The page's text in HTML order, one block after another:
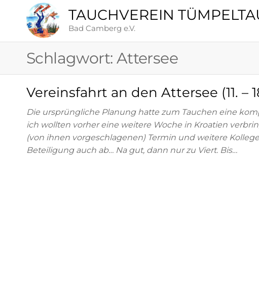
TAUCHVEREIN
Bad Camberg e.V.
Schlagwort: Attersee
Vereinsfahrt an den Attersee (11. –
Die ursprüngliche Planung hatte zum Tauchen eine
ich wollten vorher eine weitere Woche in Kroatien
(von ihnen vorgeschlagenen) Termin und weitere
Beteiligung auch ab… Na gut, dann nur zu Viert. Bis…